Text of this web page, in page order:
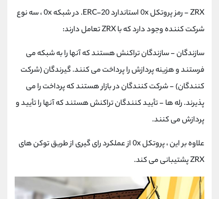
ZRX - رمز پروتکل 0x استاندارد ERC-20. در شبکه 0x ، سه نوع
شرکت کننده وجود دارد که با ZRX تعامل دارند:
سازندگان - سازندگان تراکنش هستند که آنها را به شبکه می
فرستند و هزینه پردازش را پرداخت می کنند. گیرندگان (شرکت
کنندگان) - شرکت کنندگان در بازار هستند که پرداخت را می
پذیرند. رله ها - تأیید کنندگان تراکنش هستند که آنها را تأیید و
پردازش می کنند.
علاوه بر این ، پروتکل 0x از عملکرد رای گیری از طریق توکن های
ZRX پشتیبانی می کند.